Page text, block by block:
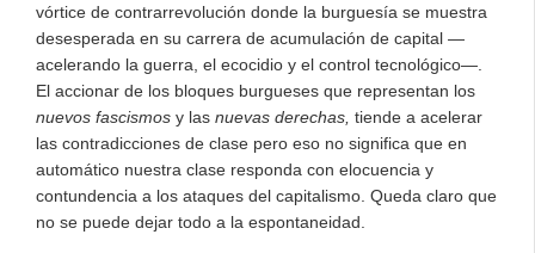
vórtice de contrarrevolución donde la burguesía se muestra
desesperada en su carrera de acumulación de capital —
acelerando la guerra, el ecocidio y el control tecnológico—.
El accionar de los bloques burgueses que representan los
nuevos fascismos y las nuevas derechas, tiende a acelerar
las contradicciones de clase pero eso no significa que en
automático nuestra clase responda con elocuencia y
contundencia a los ataques del capitalismo. Queda claro que
no se puede dejar todo a la espontaneidad.